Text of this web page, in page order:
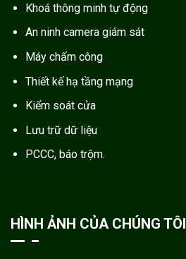
Khoá thông minh tự động
An ninh camera giám sát
Máy chấm công
Thiết kế hạ tầng mạng
Kiểm soát cửa
Lưu trữ dữ liệu
PCCC, báo trộm.
HÌNH ẢNH CỦA CHÚNG TÔI